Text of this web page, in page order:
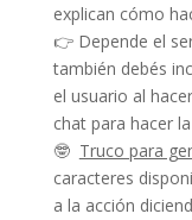
explican cómo
👉 Depende el
también debés
el usuario al
chat para hacer
🤓 Truco para
caracteres
a la acción